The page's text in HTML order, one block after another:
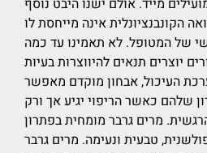
מייד. אולם ישנו היבט נוסף
הקונבנציונלית אינה מייחסת לו
של המטופל. לא תאמינו עד כמה
יוצרים תנאים להיווצרות בעיות
העיכול, אבחון מוקדם מאפשר
שלהם כאשר הריפוי יגיע אך ורק
מרים גרבר מומחית בפתרון
טבעית ונעימה. מרים גרבר